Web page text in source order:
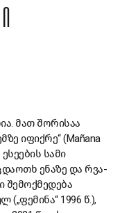
მათ შორისაა
იფიქრე“ (Mañana
სამი
ენაზე და რვა-
შემოქმედება
1996 წ.),